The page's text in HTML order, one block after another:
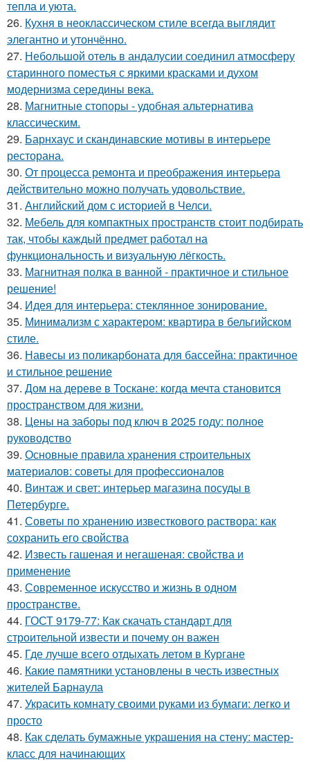
тепла и уюта.
26. Кухня в неоклассическом стиле всегда выглядит
элегантно и утончённо.
27. Небольшой отель в андалусии соединил атмосферу
старинного поместья с яркими красками и духом
модернизма середины века.
28. Магнитные стопоры - удобная альтернатива
классическим.
29. Барнхаус и скандинавские мотивы в интерьере
ресторана.
30. От процесса ремонта и преображения интерьера
действительно можно получать удовольствие.
31. Английский дом с историей в Челси.
32. Мебель для компактных пространств стоит подбирать
так, чтобы каждый предмет работал на
функциональность и визуальную лёгкость.
33. Магнитная полка в ванной - практичное и стильное
решение!
34. Идея для интерьера: стеклянное зонирование.
35. Минимализм с характером: квартира в бельгийском
стиле.
36. Навесы из поликарбоната для бассейна: практичное
и стильное решение
37. Дом на дереве в Тоскане: когда мечта становится
пространством для жизни.
38. Цены на заборы под ключ в 2025 году: полное
руководство
39. Основные правила хранения строительных
материалов: советы для профессионалов
40. Винтаж и свет: интерьер магазина посуды в
Петербурге.
41. Советы по хранению известкового раствора: как
сохранить его свойства
42. Известь гашеная и негашеная: свойства и
применение
43. Современное искусство и жизнь в одном
пространстве.
44. ГОСТ 9179-77: Как скачать стандарт для
строительной извести и почему он важен
45. Где лучше всего отдыхать летом в Кургане
46. Какие памятники установлены в честь известных
жителей Барнаула
47. Украсить комнату своими руками из бумаги: легко и
просто
48. Как сделать бумажные украшения на стену: мастер-
класс для начинающих